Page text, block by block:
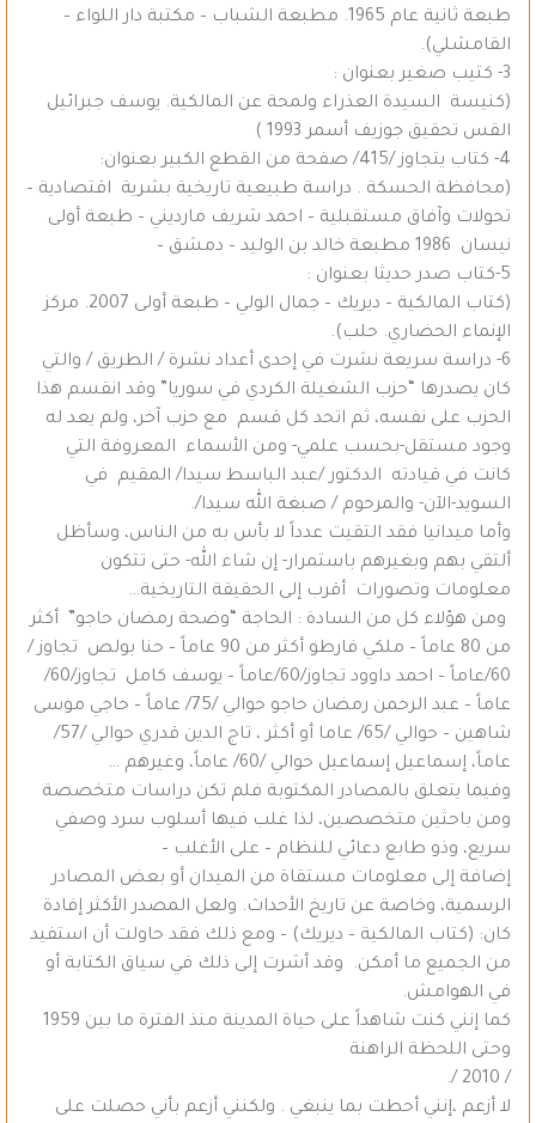
طبعة ثانية عام 1965. مطبعة الشباب – مكتبة دار اللواء –
القامشلي).
3- كتيب صغير بعنوان :
(كنيسة السيدة العذراء ولمحة عن المالكية. يوسف جبرائيل
القس تحقيق جوزيف أسمر 1993 )
4- كتاب يتجاوز /415/ صفحة من القطع الكبير بعنوان:
(محافظة الحسكة . دراسة طبيعية تاريخية بشرية اقتصادية –
تحولات وآفاق مستقبلية – احمد شريف مارديني – طبعة أولى
نيسان 1986 مطبعة خالد بن الوليد – دمشق –
5-كتاب صدر حديثا بعنوان :
(كتاب المالكية – ديريك – جمال الولي – طبعة أولى 2007. مركز
الإنماء الحضاري. حلب).
6- دراسة سريعة نشرت في إحدى أعداد نشرة / الطريق / والتي
كان يصدرها “حزب الشغيلة الكردي في سوريا” وقد انقسم هذا
الحزب على نفسه، ثم اتحد كل قسم مع حزب آخر، ولم يعد له
وجود مستقل-بحسب علمي- ومن الأسماء المعروفة التي
كانت في قيادته الدكتور /عبد الباسط سيدا/ المقيم في
السويد-الآن- والمرحوم / صبغة الله سيدا/.
وأما ميدانيا فقد التقيت عدداً لا بأس به من الناس، وسأظل
ألتقي بهم وبغيرهم باستمرار- إن شاء الله- حتى تتكون
معلومات وتصورات أقرب إلى الحقيقة التاريخية…
ومن هؤلاء كل من السادة : الحاجة “وضحة رمضان حاجو” أكثر
من 80 عاماً – ملكي فارطو أكثر من 90 عاماً – حنا بولص تجاوز /
60/عاماً – احمد داوود تجاوز/60/عاماً – يوسف كامل تجاوز/60/
عاماً – عبد الرحمن رمضان حاجو حوالي /75/ عاماً – حاجي موسى
شاهين – حوالي /65/ عاما أو أكثر ، تاج الدين قدري حوالي /57/
عاماً، إسماعيل إسماعيل حوالي /60/ عاماً، وغيرهم …
وفيما يتعلق بالمصادر المكتوبة فلم تكن دراسات متخصصة
ومن باحثين متخصصين، لذا غلب فيها أسلوب سرد وصفي
سريع، وذو طابع دعائي للنظام – على الأغلب –
إضافة إلى معلومات مستقاة من الميدان أو بعض المصادر
الرسمية، وخاصة عن تاريخ الأحداث. ولعل المصدر الأكثر إفادة
كان: (كتاب المالكية – ديريك) – ومع ذلك فقد حاولت أن استفيد
من الجميع ما أمكن. وقد أشرت إلى ذلك في سياق الكتابة أو
في الهوامش.
كما إنني كنت شاهداً على حياة المدينة منذ الفترة ما بين 1959
وحتى اللحظة الراهنة
/ 2010 /.
لا أزعم ،إنني أحطت بما ينبغي . ولكنني أزعم بأني حصلت على